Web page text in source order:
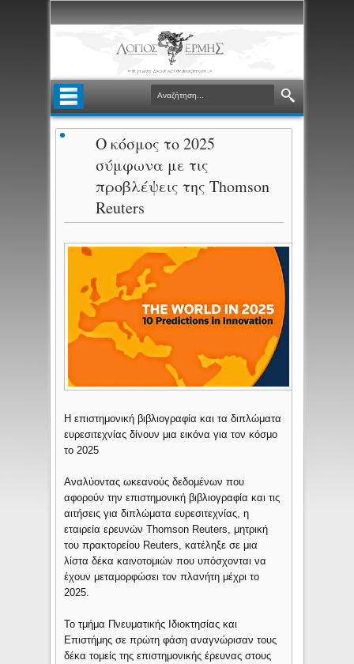
Ο κόσμος το 2025
σύμφωνα με τις
προβλέψεις της Thοmson
Reuters
Η επιστημονική βιβλιογραφία και τα διπλώματα
ευρεσιτεχνίας δίνουν μια εικόνα για τον κόσμο
το 2025
Αναλύοντας ωκεανούς δεδομένων που
αφορούν την επιστημονική βιβλιογραφία και τις
αιτήσεις για διπλώματα ευρεσιτεχνίας, η
εταιρεία ερευνών Thomson Reuters, μητρική
του πρακτορείου Reuters, κατέληξε σε μια
λίστα δέκα καινοτομιών που υπόσχονται να
έχουν μεταμορφώσει τον πλανήτη μέχρι το
2025.
Το τμήμα Πνευματικής Ιδιοκτησίας και
Επιστήμης σε πρώτη φάση αναγνώρισαν τους
δέκα τομείς της επιστημονικής έρευνας στους